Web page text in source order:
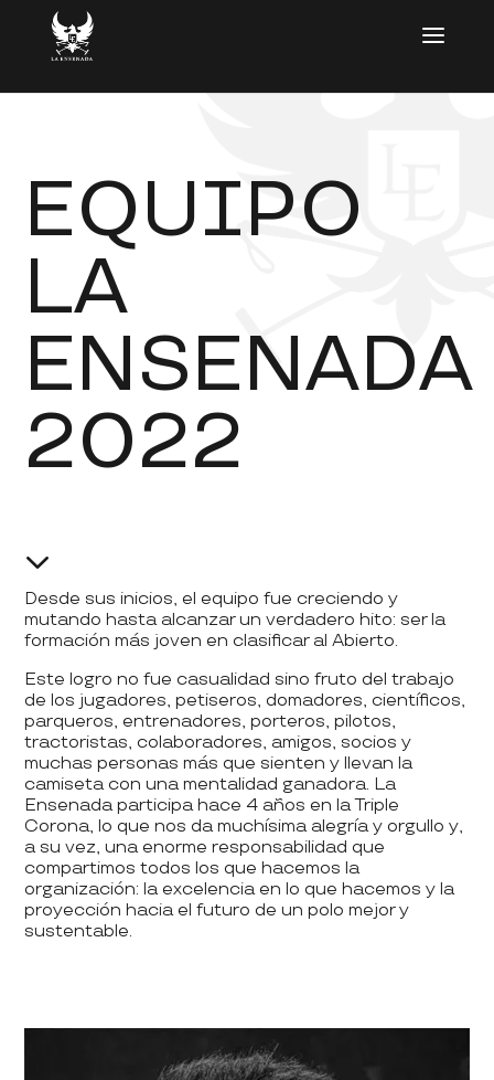
EQUIPO
LA
ENSENADA
2022
3
Desde sus inicios, el equipo fue creciendo y
mutando hasta alcanzar un verdadero hito: ser la
formación más joven en clasificar al Abierto.
Este logro no fue casualidad sino fruto del trabajo
de los jugadores, petiseros, domadores, científicos,
parqueros, entrenadores, porteros, pilotos,
tractoristas, colaboradores, amigos, socios y
muchas personas más que sienten y llevan la
camiseta con una mentalidad ganadora. La
Ensenada participa hace 4 años en la Triple
Corona, lo que nos da muchísima alegría y orgullo y,
a su vez, una enorme responsabilidad que
compartimos todos los que hacemos la
organización: la excelencia en lo que hacemos y la
proyección hacia el futuro de un polo mejor y
sustentable.